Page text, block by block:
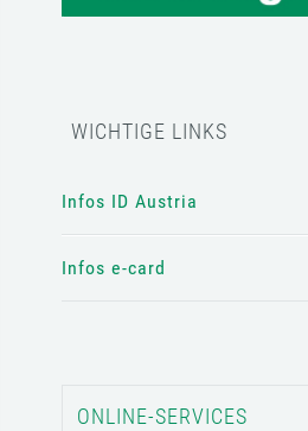
WICHTIGE LINKS
Infos ID Austria
Infos e-card
ONLINE-SERVICES